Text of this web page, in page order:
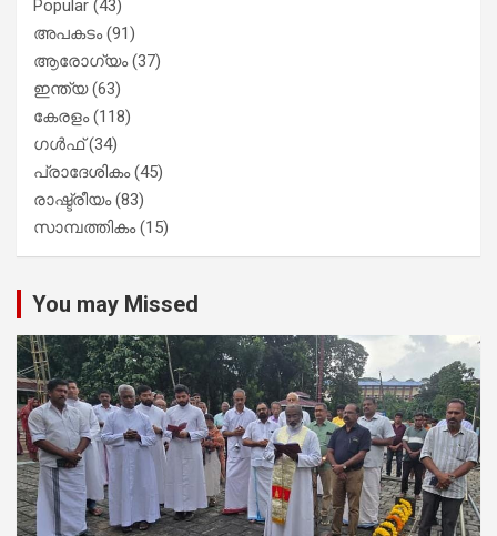
Popular (43)
അപകടം(91)
ആരോഗ്യം(37)
ഇന്ത്യ(63)
കേരളം(118)
ഗൾഫ്(34)
പ്രാദേശികം(45)
രാഷ്ട്രീയം(83)
സാമ്പത്തികം(15)
You may Missed